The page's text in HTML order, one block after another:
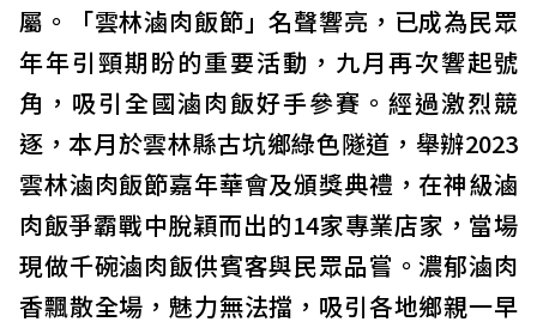
屬。「雲林滷肉飯節」名聲響亮，已成為民眾
年年引頸期盼的重要活動，九月再次響起號
角，吸引全國滷肉飯好手參賽。經過激烈競
逐，本月於雲林縣古坑鄉綠色隧道，舉辦2023
雲林滷肉飯節嘉年華會及頒獎典禮，在神級滷
肉飯爭霸戰中脫穎而出的14家專業店家，當場
現做千碗滷肉飯供賓客與民眾品嘗。濃郁滷肉
香飄散全場，魅力無法擋，吸引各地鄉親一早